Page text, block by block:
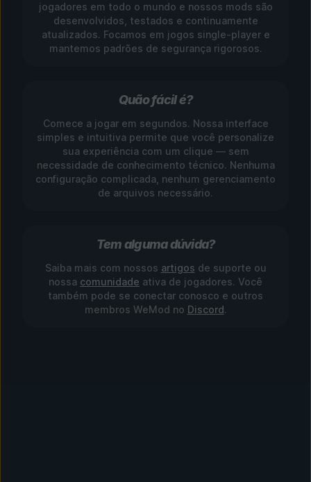
jogadores em todo o mundo e nossos mods são
desenvolvidos, testados e continuamente
atualizados. Focamos em jogos single-player e
mantemos padrões de segurança rigorosos.
Quão fácil é?
Comece a jogar em segundos. Nossa interface
simples e intuitiva permite que você personalize
sua experiência com um clique — sem
necessidade de conhecimento técnico. Nenhuma
configuração complicada, nenhum gerenciamento
de arquivos necessário.
Tem alguma dúvida?
Saiba mais com nossos artigos de suporte ou
nossa comunidade ativa de jogadores. Você
também pode se conectar conosco e outros
membros WeMod no Discord.